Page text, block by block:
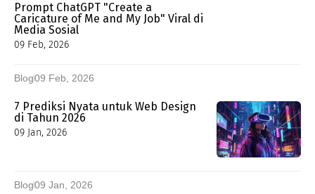
Prompt ChatGPT "Create a
Caricature of Me and My Job" Viral di
Media Sosial
09 Feb, 2026
Blog09 Feb, 2026
7 Prediksi Nyata untuk Web Design
di Tahun 2026
09 Jan, 2026
Blog09 Jan, 2026